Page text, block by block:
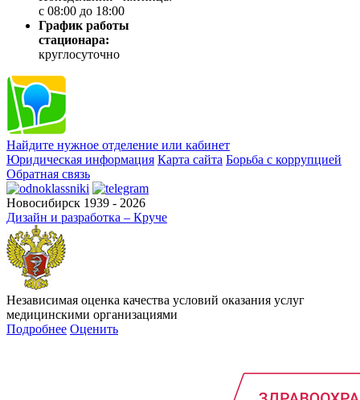
с 08:00 до 18:00
График работы
стационара:
круглосуточно
Найдите нужное отделение или кабинет
Юридическая информация Карта сайта Борьба с коррупцией
Обратная связь
Новосибирск 1939 - 2026
Дизайн и разработка – Круче
Независимая оценка качества условий оказания услуг
медицинскими организациями
Подробнее Оценить